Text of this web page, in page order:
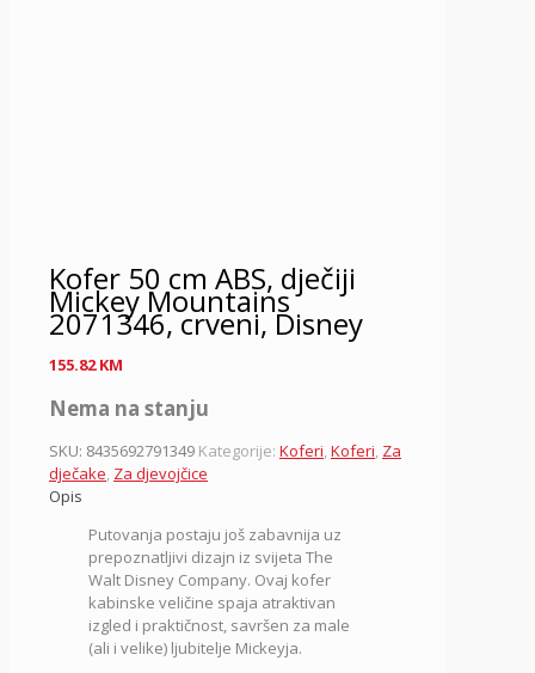
Kofer 50 cm ABS, dječiji
Mickey Mountains
2071346, crveni, Disney
155.82KM
Nema na stanju
SKU: 8435692791349 Kategorije: Koferi,Koferi, Za
dječake, Za djevojčice
Opis
Putovanja postaju još zabavnija uz
prepoznatljivi dizajn iz svijeta The
Walt Disney Company. Ovaj kofer
kabinske veličine spaja atraktivan
izgled i praktičnost, savršen za male
(ali i velike) ljubitelje Mickeyja.